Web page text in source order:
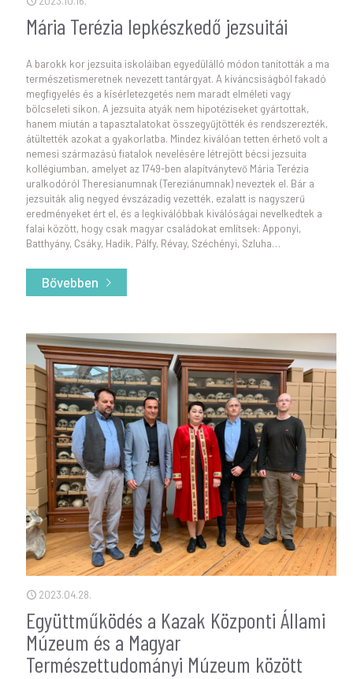
Mária Terézia lepkészkedő jezsuitái
A barokk kor jezsuita iskoláiban egyedülálló módon tanították a ma
természetismeretnek nevezett tantárgyat. A kíváncsiságból fakadó
megfigyelés és a kísérletezgetés nem maradt elméleti vagy
bölcseleti síkon. A jezsuita atyák nem hipotéziseket gyártottak,
hanem miután a tapasztalatokat összegyűjtötték és rendszerezték,
átültették azokat a gyakorlatba. Mindez kiválóan tetten érhető volt a
nemesi származású fiatalok nevelésére létrejött bécsi jezsuita
kollégiumban, amelyet az 1749-ben alapítványtevő Mária Terézia
uralkodóról Theresianumnak (Tereziánumnak) neveztek el. Bár a
jezsuiták alig negyed évszázadig vezették, ezalatt is nagyszerű
eredményeket ért el, és a legkiválóbbak kiválóságai nevelkedtek a
falai között, hogy csak magyar családokat említsek: Apponyi,
Batthyány, Csáky, Hadik, Pálfy, Révay, Széchényi, Szluha…
Bővebben
- Mária Terézia lepkészkedő jezsuitái
2023.04.28.
Együttműködés a Kazak Központi Állami
Múzeum és a Magyar
Természettudományi Múzeum között